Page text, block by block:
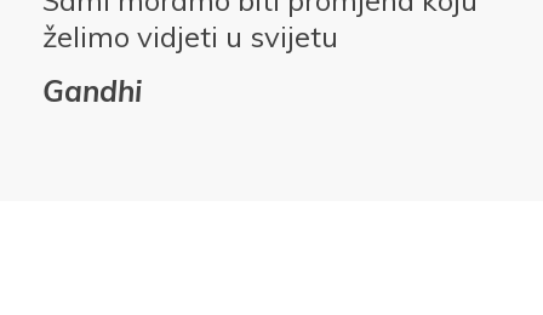
želimo vidjeti u svijetu
Gandhi